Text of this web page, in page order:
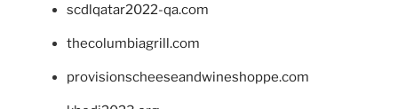
scdlqatar2022-qa.com
thecolumbiagrill.com
provisionscheeseandwineshoppe.com